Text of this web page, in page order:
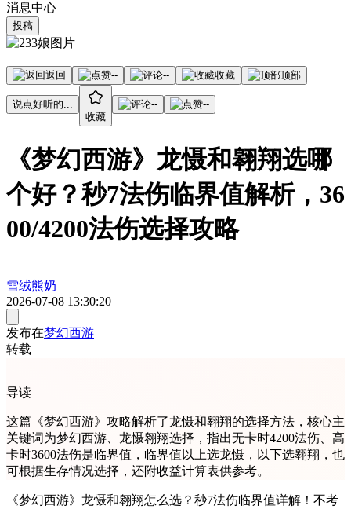
消息中心
投稿
返回 -- -- 收藏 顶部
说点好听的...
收藏
-- --
《梦幻西游》龙慑和翱翔选哪
个好？秒7法伤临界值解析，36
00/4200法伤选择攻略
雪绒熊奶
2026-07-08 13:30:20
发布在梦幻西游
转载
导读
这篇《梦幻西游》攻略解析了龙慑和翱翔的选择方法，核心主
关键词为梦幻西游、龙慑翱翔选择，指出无卡时4200法伤、高
卡时3600法伤是临界值，临界值以上选龙慑，以下选翱翔，也
可根据生存情况选择，还附收益计算表供参考。
《梦幻西游》龙慑和翱翔怎么选？秒7法伤临界值详解！不考